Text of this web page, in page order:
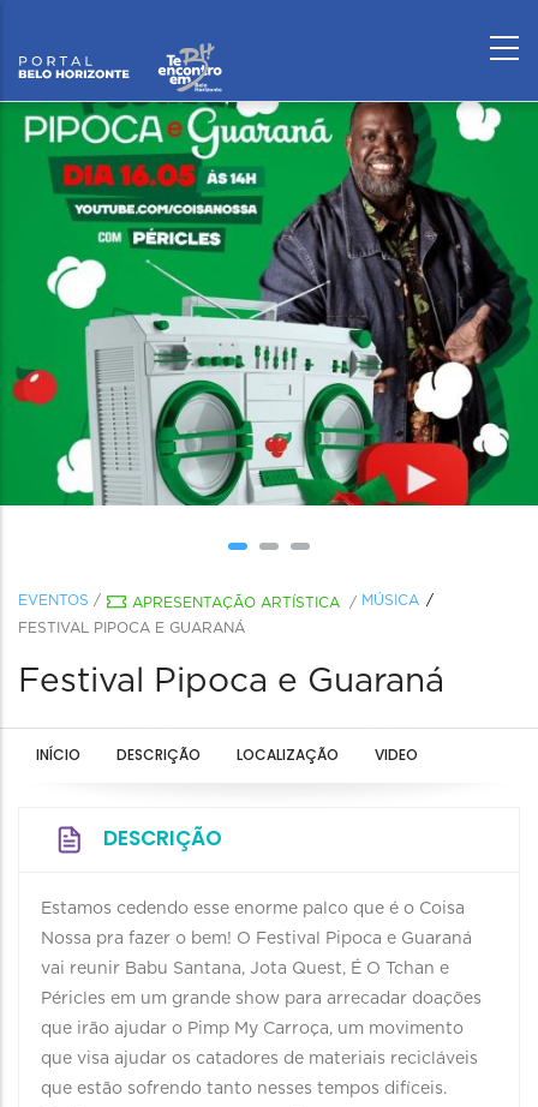
EVENTOS / APRESENTAÇÃO ARTÍSTICA / MÚSICA
FESTIVAL PIPOCA E GUARANÁ
Festival Pipoca e Guaraná
INÍCIO DESCRIÇÃO LOCALIZAÇÃO VIDEO
DESCRIÇÃO
Estamos cedendo esse enorme palco que é o Coisa
Nossa pra fazer o bem! O Festival Pipoca e Guaraná
vai reunir Babu Santana, Jota Quest, É O Tchan e
Péricles em um grande show para arrecadar doações
que irão ajudar o Pimp My Carroça, um movimento
que visa ajudar os catadores de materiais recicláveis
que estão sofrendo tanto nesses tempos difíceis.